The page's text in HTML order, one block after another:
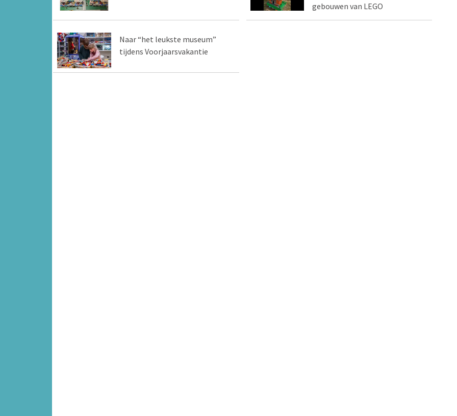
gebouwen van LEGO
Naar “het leukste museum”
tijdens Voorjaarsvakantie